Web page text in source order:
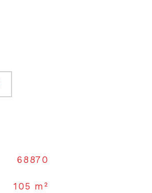
68870
105 m²